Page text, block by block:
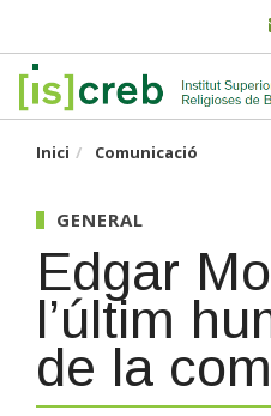
contingut
SK
Inici Comunicació
GENERAL
Edgar
l’últim
de la